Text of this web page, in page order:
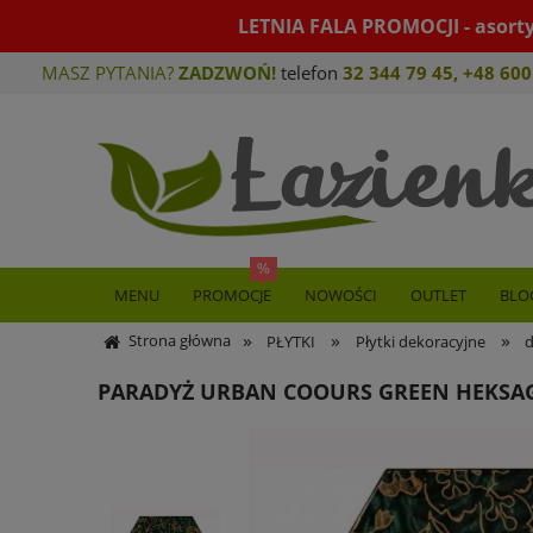
LETNIA FALA PROMOCJI -
MASZ PYTANIA? ZADZWOŃ! telefon 32 344 79 45, +48
MENU PROMOCJE NOWOŚCI OUTLET
Strona główna » PŁYTKI » Płytki dekoracyjne »
PARADYŻ URBAN COOURS GREEN